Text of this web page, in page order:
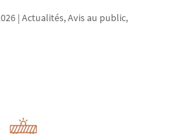
| Actualités,Avis au public,